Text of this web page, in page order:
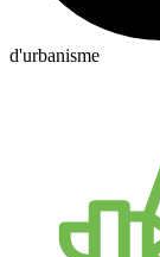
d'urbanisme